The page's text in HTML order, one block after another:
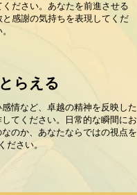
ださい。あなたを前進させる
感謝の気持ちを表現してくだ
らえる
情など、卓越の精神を反映した
てください。日常的な瞬間にお
のか、あなたならではの視点を
ださい。